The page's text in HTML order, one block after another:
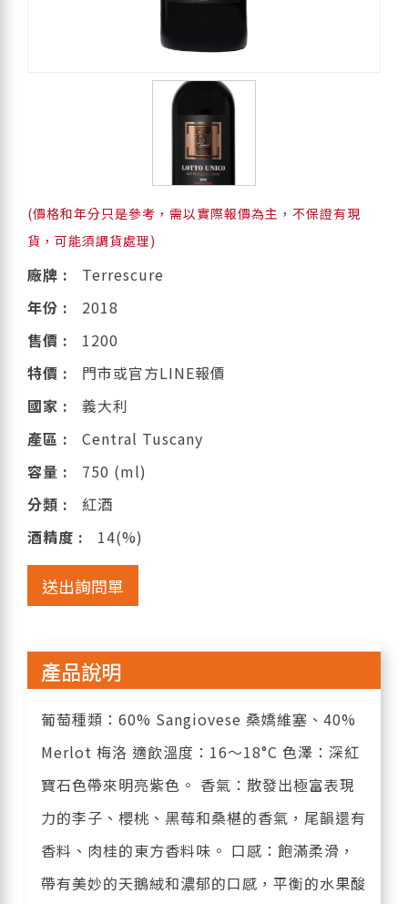
(價格和年分只是參考，需以實際報價為主，不保證有現
貨，可能須調貨處理)
廠牌 :
Terrescure
年份 :
2018
售價 :
1200
特價 :
門市或官方LINE報價
國家 :
義大利
產區 :
Central Tuscany
容量 :
750 (ml)
分類 :
紅酒
酒精度 :
14(%)
送出詢問單
產品說明
葡萄種類：60% Sangiovese 桑嬌維塞、40%
Merlot 梅洛 適飲溫度：16～18°C 色澤：深紅
寶石色帶來明亮紫色。 香氣：散發出極富表現
力的李子、櫻桃、黑莓和桑椹的香氣，尾韻還有
香料、肉桂的東方香料味。 口感：飽滿柔滑，
帶有美妙的天鵝絨和濃郁的口感，平衡的水果酸